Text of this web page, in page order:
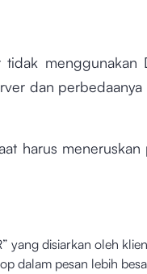
menggunakan
dan perbedaanya
harus meneruskan
yang disiarkan oleh
dalam pesan lebih